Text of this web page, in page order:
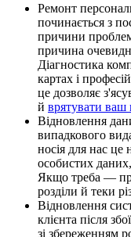
Ремонт
починається з
причини
причина
Діагностика
картах і
це дозволяє
й врятувати
Відновлення
випадкового
носія для нас
особистих
Якщо треба —
розділи й теки
Відновлення
клієнта після
зі збереженням